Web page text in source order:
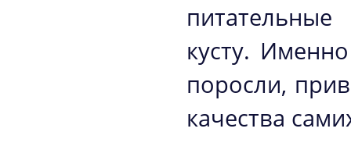
кусту.
поросли,
качества